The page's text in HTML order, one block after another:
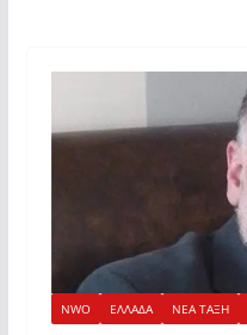
NWO ΕΛΛΑΔΑ ΝΕΑ ΤΑΞΗ